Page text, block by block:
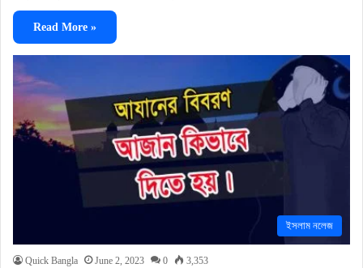
Read More »
ইসলাম নলেজ
Quick Bangla June 2, 2023 0 3,353